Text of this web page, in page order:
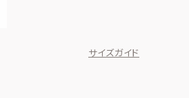
サイズガイド